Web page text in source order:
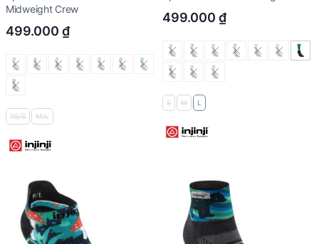
Midweight Crew
499.000 ₫
XS/S M/L
499.000 ₫
S M L